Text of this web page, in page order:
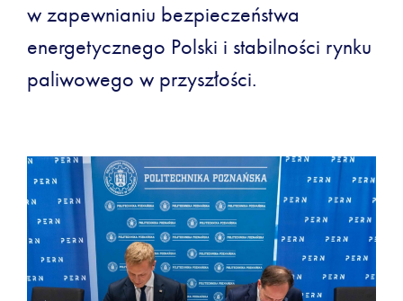
w zapewnianiu bezpieczeństwa
energetycznego Polski i stabilności rynku
paliwowego w przyszłości.